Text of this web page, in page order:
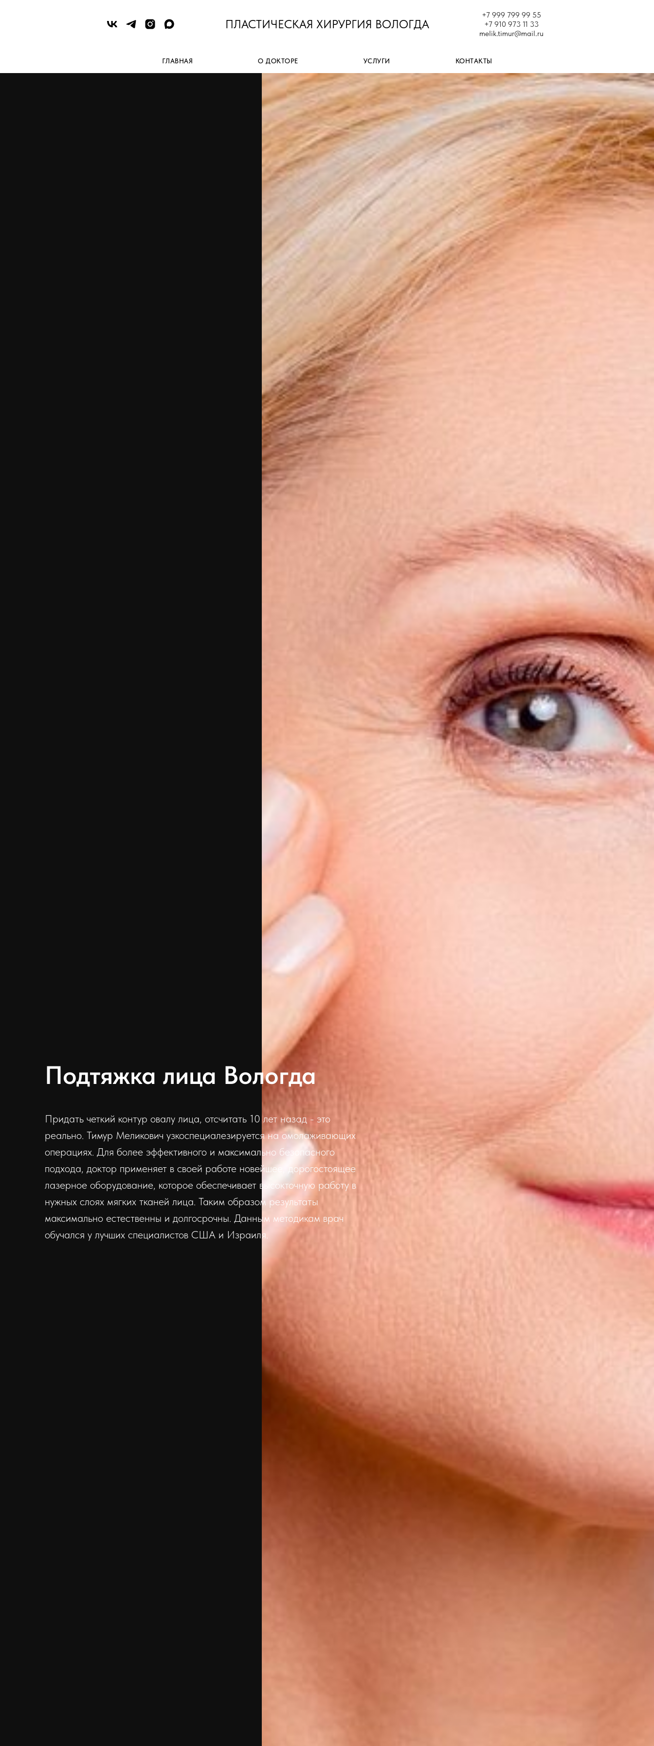
ПЛАСТИЧЕСКАЯ ХИРУРГИЯ ВОЛОГДА
+7 999 799 99 55
+7 910 973 11 33
melik.timur@mail.ru
ГЛАВНАЯ О ДОКТОРЕ УСЛУГИ КОНТАКТЫ
Подтяжка лица Вологда
Придать четкий контур овалу лица, отсчитать 10 лет назад - это
реально. Тимур Меликович узкоспециалезируется на омолаживающих
операциях. Для более эффективного и максимально безопасного
подхода, доктор применяет в своей работе новейшее, дорогостоящее
лазерное оборудование, которое обеспечивает высокточную работу в
нужных слоях мягких тканей лица. Таким образом результаты
максимально естественны и долгосрочны. Данным методикам врач
обучался у лучших специалистов США и Израиля.